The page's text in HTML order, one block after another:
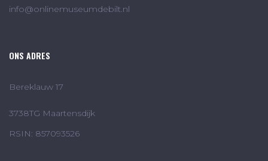
info@onlinemuseumdebilt.nl
ONS ADRES
Bereklauw 17
3738TG Maartensdijk
RSIN: 857093526